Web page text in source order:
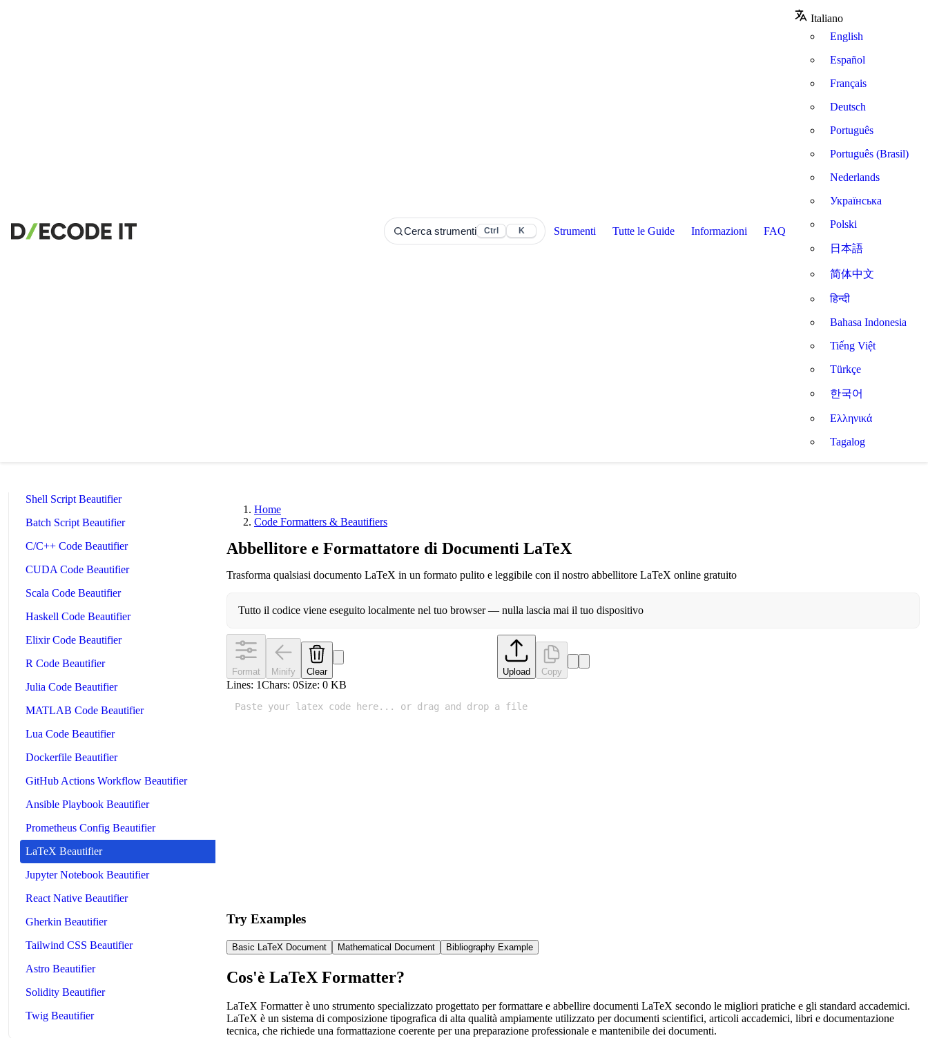
Cerca strumenti Ctrl K Strumenti Tutte le Guide Informazioni FAQ
Italiano
English
Español
Français
Deutsch
Português
Português (Brasil)
Nederlands
Українська
Polski
日本語
简体中文
हिन्दी
Bahasa Indonesia
Tiếng Việt
Türkçe
한국어
Ελληνικά
Tagalog
MongoDB Query Beautifier
Shell Script Beautifier
Batch Script Beautifier
C/C++ Code Beautifier
CUDA Code Beautifier
Scala Code Beautifier
Haskell Code Beautifier
Elixir Code Beautifier
R Code Beautifier
Julia Code Beautifier
MATLAB Code Beautifier
Lua Code Beautifier
Dockerfile Beautifier
GitHub Actions Workflow Beautifier
Ansible Playbook Beautifier
Prometheus Config Beautifier
LaTeX Beautifier
Jupyter Notebook Beautifier
React Native Beautifier
Gherkin Beautifier
Tailwind CSS Beautifier
Astro Beautifier
Solidity Beautifier
Twig Beautifier
Home
Code Formatters & Beautifiers
Abbellitore e Formattatore di Documenti LaTeX
Trasforma qualsiasi documento LaTeX in un formato pulito e leggibile con il nostro abbellitore LaTeX online gratuito
Tutto il codice viene eseguito localmente nel tuo browser — nulla lascia mai il tuo dispositivo
Format Minify Clear Upload Copy
Lines: 1Chars: 0Size: 0 KB
Try Examples
Basic LaTeX Document Mathematical Document Bibliography Example
Cos'è LaTeX Formatter?
LaTeX Formatter è uno strumento specializzato progettato per formattare e abbellire documenti LaTeX secondo le migliori pratiche e gli standard accademici.
LaTeX è un sistema di composizione tipografica di alta qualità ampiamente utilizzato per documenti scientifici, articoli accademici, libri e documentazione
tecnica, che richiede una formattazione coerente per una preparazione professionale e mantenibile dei documenti.